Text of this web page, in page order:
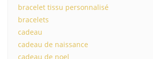
bracelet tissu personnalisé
bracelets
cadeau
cadeau de naissance
cadeau de noel